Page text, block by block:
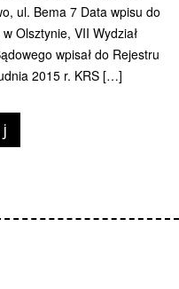
ul. Bema 7 Data wpisu do
Olsztynie, VII Wydział
wpisał do Rejestru
2015 r. KRS […]